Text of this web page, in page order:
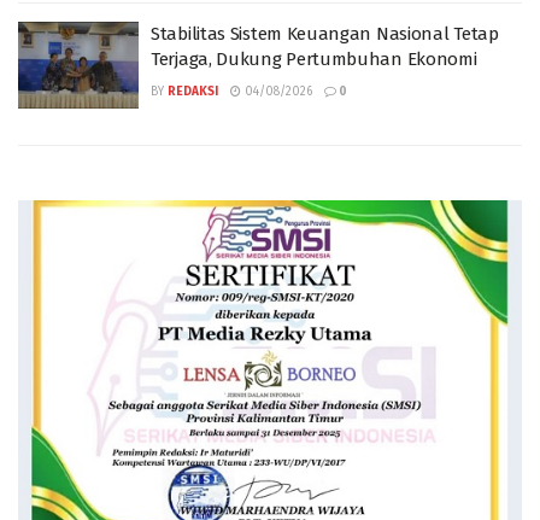
Stabilitas Sistem Keuangan Nasional Tetap
Terjaga, Dukung Pertumbuhan Ekonomi
BY REDAKSI 04/08/2026 0